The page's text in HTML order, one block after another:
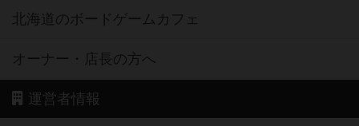
北海道のボードゲームカフェ
オーナー・店長の方へ
運営者情報